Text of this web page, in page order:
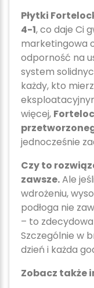
Płytki
4-1, co daje Ci
marketingowa
odporność na
system
każdy, kto
więcej,
jednocześnie
Czy to
zawsze.Ale
wdrożeniu,
podłoga nie
– to
Szczególnie w
dzień i każda
Zobacz także